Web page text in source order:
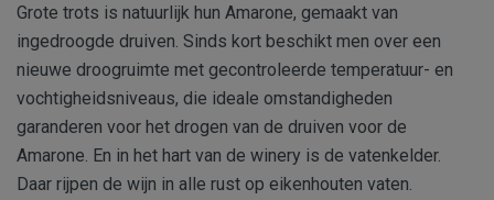
Grote trots is natuurlijk hun Amarone, gemaakt van
ingedroogde druiven. Sinds kort beschikt men over een
nieuwe droogruimte met gecontroleerde temperatuur- en
vochtigheidsniveaus, die ideale omstandigheden
garanderen voor het drogen van de druiven voor de
Amarone. En in het hart van de winery is de vatenkelder.
Daar rijpen de wijn in alle rust op eikenhouten vaten.